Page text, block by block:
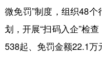
Русский язык
Deutsch Português
微免罚”制度，组织48
划，开展“扫码入企”检
538起、免罚金额22.1万